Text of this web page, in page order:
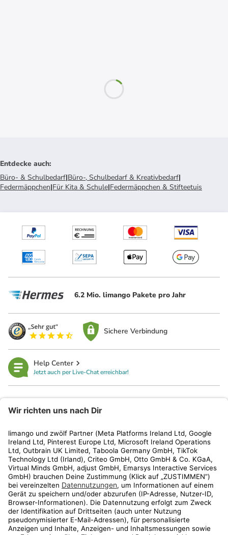
Entdecke auch:
Büro- & Schulbedarf|Büro-, Schulbedarf & Kreativbedarf|
Federmäppchen|Für Kita & Schule|Federmäppchen & Stifteetuis
6.2 Mio. limango Pakete pro Jahr
Sichere Verbindung
Help Center
Jetzt auch per Live-Chat erreichbar!
Kundenservice
Shop
Aktionen
Travel